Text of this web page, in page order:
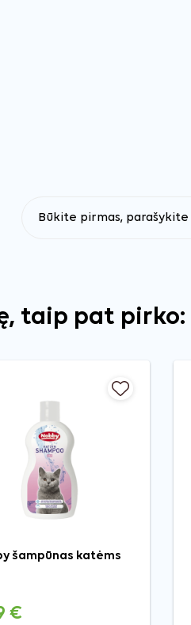
Būkite pirmas,
taip pat pirko:
šampūnas katėms
€